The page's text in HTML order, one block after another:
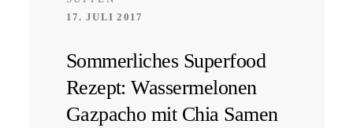
17. JULI 2017
Sommerliches Superfood
Rezept: Wassermelonen
Gazpacho mit Chia Samen